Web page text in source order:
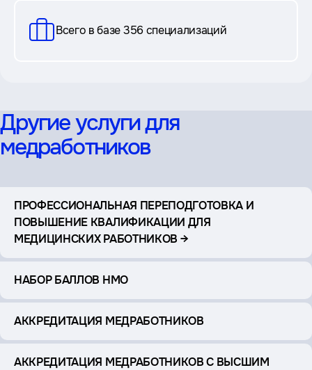
Всего в базе 356 специализаций
Другие услуги для
медработников
ПРОФЕССИОНАЛЬНАЯ ПЕРЕПОДГОТОВКА И
ПОВЫШЕНИЕ КВАЛИФИКАЦИИ ДЛЯ
МЕДИЦИНСКИХ РАБОТНИКОВ →
НАБОР БАЛЛОВ НМО
АККРЕДИТАЦИЯ МЕДРАБОТНИКОВ
АККРЕДИТАЦИЯ МЕДРАБОТНИКОВ С ВЫСШИМ